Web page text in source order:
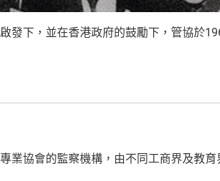
發下，並在香港政府的鼓勵下，管協於
業協會的監察機構，由不同工商界及教